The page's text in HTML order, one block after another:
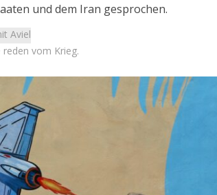
und dem Iran gesprochen.
Aviel
vom Krieg.